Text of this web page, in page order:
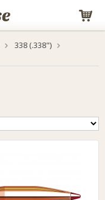
338 (.338")